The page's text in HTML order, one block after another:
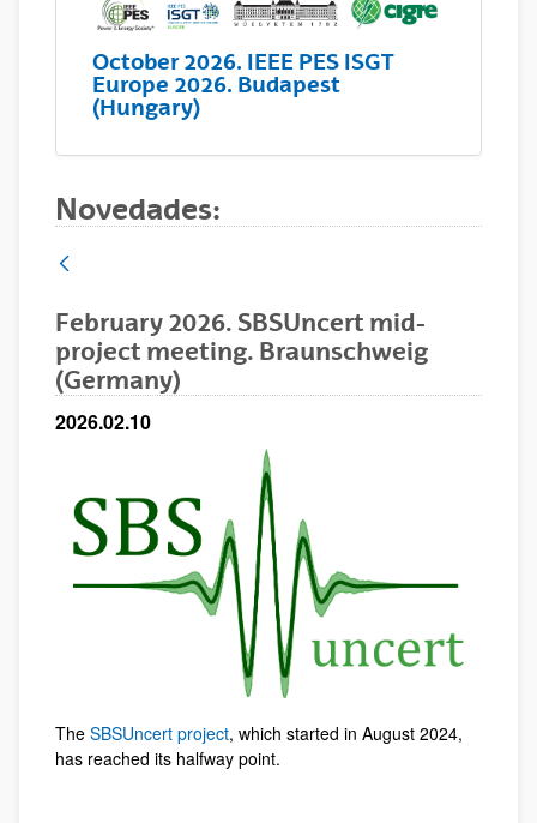
October 2026. IEEE PES ISGT
Europe 2026. Budapest
(Hungary)
Novedades:
February 2026. SBSUncert mid-
project meeting. Braunschweig
(Germany)
2026.02.10
The SBSUncert project, which started in August 2024,
has reached its halfway point.